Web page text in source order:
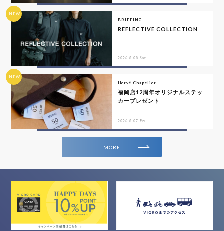
NEW
BRIEFING
REFLECTIVE COLLECTION
2026.8.08 Sat
NEW
Hervé Chapelier
福岡店12周年オリジナルステッ
カープレゼント
2026.8.07 Fri
MORE